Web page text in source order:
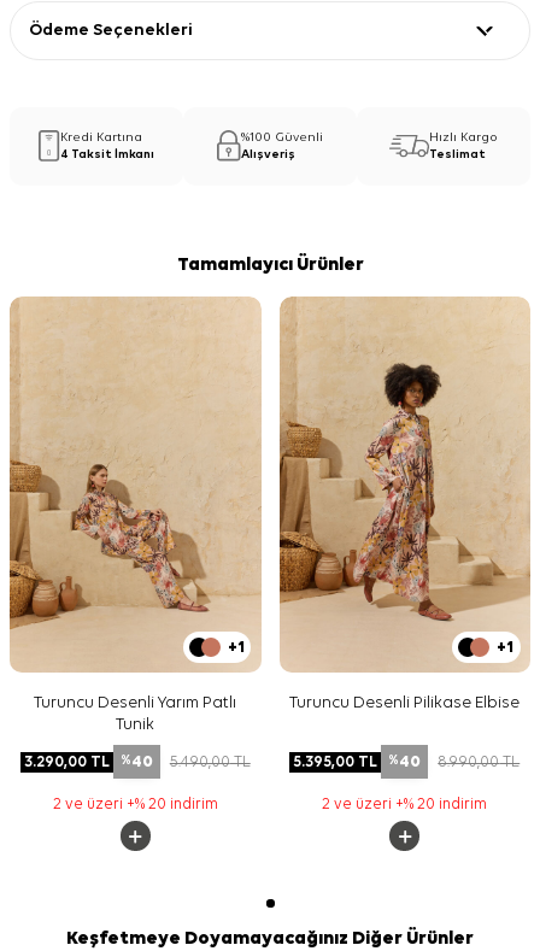
Ödeme Seçenekleri
Kredi Kartına
4 Taksit İmkanı
%100 Güvenli
Alışveriş
Hızlı Kargo
Teslimat
Tamamlayıcı Ürünler
+1
Turuncu Desenli Yarım Patlı
Tunik
3.290,00TL %40 5.490,00TL
2 ve üzeri +% 20 indirim
+1
Turuncu Desenli Pilikase Elbise
5.395,00 TL %40 8.990,00TL
2 ve üzeri +% 20 indirim
Keşfetmeye Doyamayacağınız Diğer Ürünler